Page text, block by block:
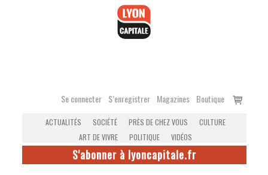
Se connecter S’enregistrer Magazines Boutique
Voir
ACTUALITÉS SOCIÉTÉ PRÈS DE CHEZ VOUS
CULTURE
ART DE VIVRE
POLITIQUE VIDÉOS
S'abonner à lyoncapitale.fr